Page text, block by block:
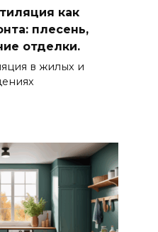
как
плесень,
отделки.
в жилых и